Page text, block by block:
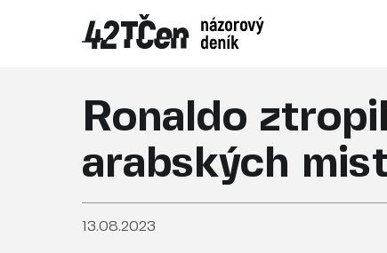
Ronaldo
arabských
13.08.2023